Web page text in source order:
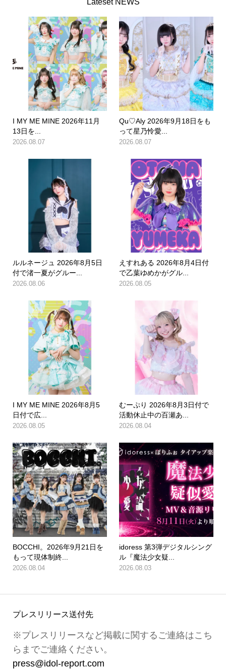
Lateset NEWS
I MY ME MINE 2026年11月
13日を...
2026.08.07
Qu♡Aly 2026年9月18日をも
って星乃怜愛...
2026.08.07
ルルネージュ 2026年8月5日
付で渚一夏がグルー...
2026.08.06
えすれある 2026年8月4日付
で乙葉ゆめかがグル...
2026.08.05
I MY ME MINE 2026年8月5
日付で広...
2026.08.05
むーぷり 2026年8月3日付で
活動休止中の百瀬あ...
2026.08.04
BOCCHI。2026年9月21日を
もって現体制終...
2026.08.04
idoress 第3弾デジタルシング
ル『魔法少女疑...
2026.08.03
プレスリリース送付先
※プレスリリースなど掲載に関するご連絡はこち
らまでご連絡ください。
press@idol-report.com